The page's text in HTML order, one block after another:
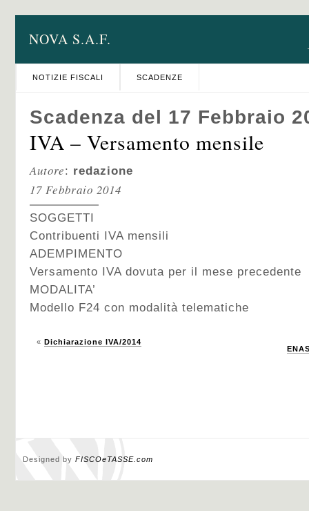
NOVA S.A.F.
NOTIZIE FISCALI SCADENZE
Scadenza del 17 Febbraio
IVA – Versamento mensile
Autore: redazione
17 Febbraio 2014
SOGGETTI
Contribuenti IVA mensili
ADEMPIMENTO
Versamento IVA dovuta per il mese precedente
MODALITA’
Modello F24 con modalità telematiche
« Dichiarazione IVA/2014
Designed by FISCOeTASSE.com